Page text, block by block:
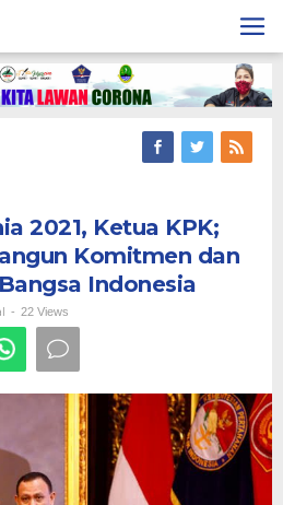
2021, Ketua KPK;
Komitmen dan
Indonesia
- 22 Views